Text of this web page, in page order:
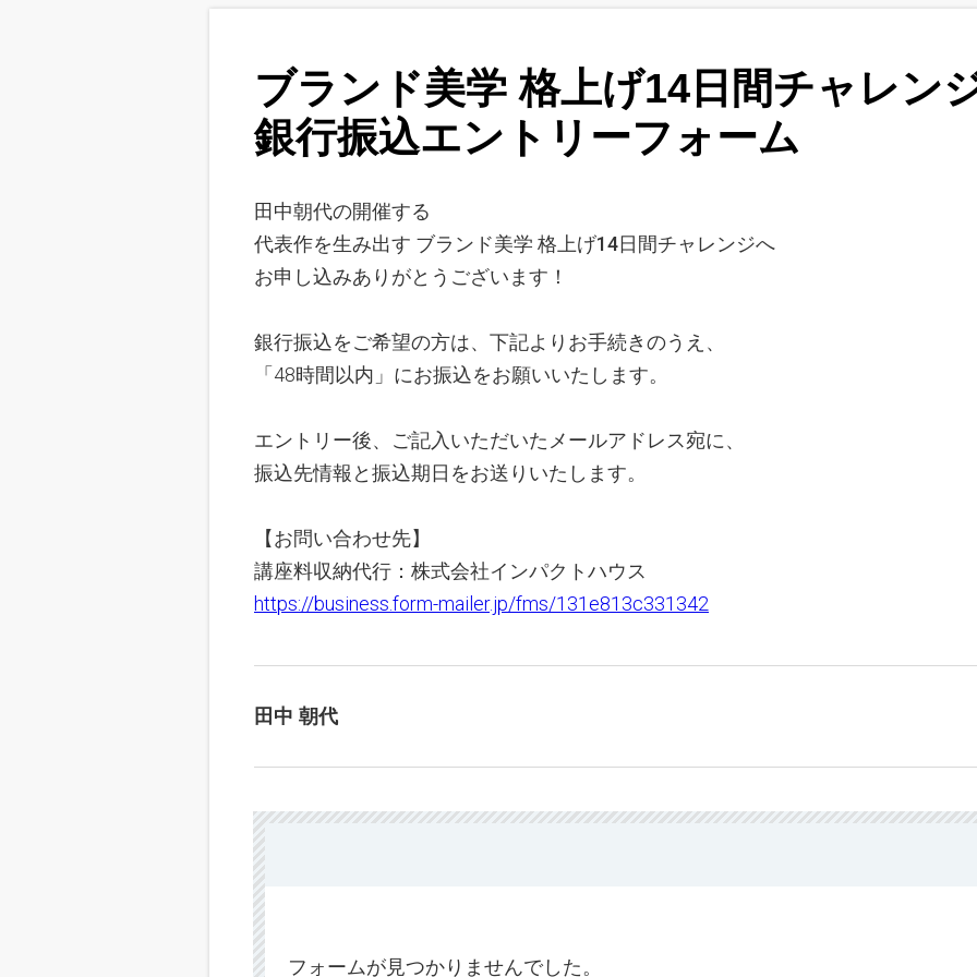
ブランド美学格上げ14日間チャレン
銀行振込エントリーフォーム
田中朝代の開催する
代表作を生み出す ブランド美学 格上げ14日間チャレンジへ
お申し込みありがとうございます！
銀行振込をご希望の方は、下記よりお手続きのうえ、
「48時間以内」にお振込をお願いいたします。
エントリー後、ご記入いただいたメールアドレス宛に、
振込先情報と振込期日をお送りいたします。
【お問い合わせ先】
講座料収納代行：株式会社インパクトハウス
https://business.form-mailer.jp/fms/131e813c331342
田中 朝代
フォームが見つかりませんでした。